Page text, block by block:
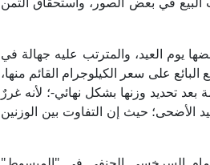
يوم العيد، والمترتب عليه جهالة في
على سعر الكيلوجرام القائم منها،
بعد تحديد وزنها بشكل نهائي-؛ لأنه غررٌ
حيث إن التفاوت بين الوزنين